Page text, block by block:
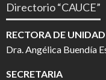
Directorio “CAUCE”
RECTORA DE UNIDAD
Dra. Angélica Buendía
SECRETARIA